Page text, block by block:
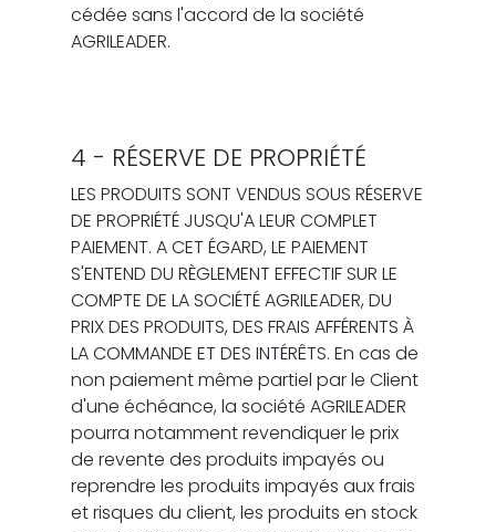
cédée sans l'accord de la société
AGRILEADER.
4 - RÉSERVE DE PROPRIÉTÉ
LES PRODUITS SONT VENDUS SOUS RÉSERVE
DE PROPRIÉTÉ JUSQU'A LEUR COMPLET
PAIEMENT. A CET ÉGARD, LE PAIEMENT
S'ENTEND DU RÈGLEMENT EFFECTIF SUR LE
COMPTE DE LA SOCIÉTÉ AGRILEADER, DU
PRIX DES PRODUITS, DES FRAIS AFFÉRENTS À
LA COMMANDE ET DES INTÉRÊTS. En cas de
non paiement même partiel par le Client
d'une échéance, la société AGRILEADER
pourra notamment revendiquer le prix
de revente des produits impayés ou
reprendre les produits impayés aux frais
et risques du client, les produits en stock